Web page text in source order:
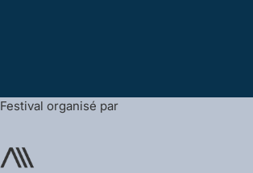
Festival organisé par